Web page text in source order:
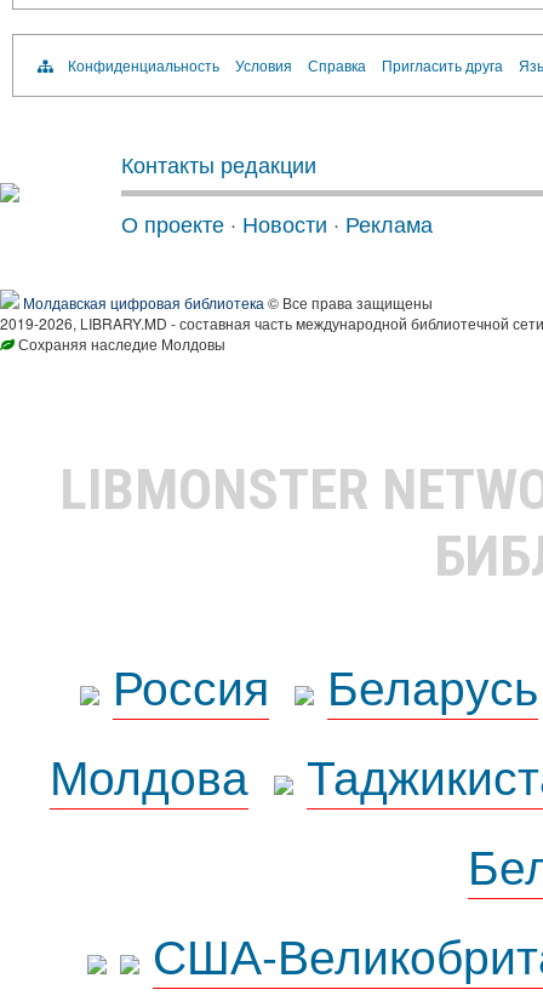
Конфиденциальность Условия Справка Пригласить друга
Контакты редакции
О проекте · Новости · Реклама
Молдавская цифровая библиотека © Все права защищены
2019-2026, LIBRARY.MD - составная часть международной библиотечной
Сохраняя наследие Молдовы
LIBMONSTER
Россия
Беларусь
Молдова
США-